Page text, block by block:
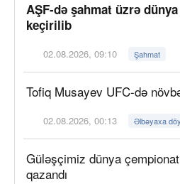
AŞF-də şahmat üzrə
keçirilib
02.08.2026, 09:10 Şahmat
Tofiq Musayev UFC-də
02.08.2026, 00:13 Əlbəyaxa
Güləşçimiz dünya
qazandı